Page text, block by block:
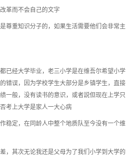
革而不会自己的文字
尊重知识分子的，如果生活需要他们会非常主
已经大学毕业，老三小学是在维吾尔希望小学
错误，因为学校学生大部分是乡镇学生，直接
一般，没有读书的意识，或者説但现在上学只
考上大学是家人一大心病
稳定，在同龄人中整个地质队至今没有一个维
，其次无论我还是父母为了我们小学到大学的